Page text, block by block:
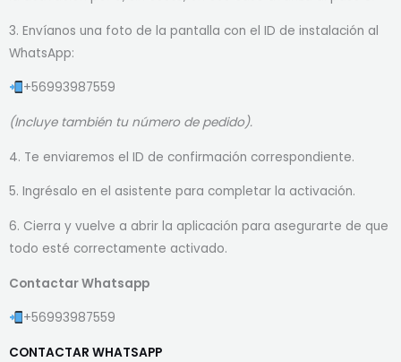
3. Envíanos una foto de la pantalla con el ID de instalación al
WhatsApp:
+56993987559
(Incluye también tu número de pedido).
4. Te enviaremos el ID de confirmación correspondiente.
5. Ingrésalo en el asistente para completar la activación.
6. Cierra y vuelve a abrir la aplicación para asegurarte de que
todo esté correctamente activado.
Contactar Whatsapp
+56993987559
CONTACTAR WHATSAPP